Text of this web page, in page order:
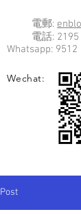
電郵:
電話:
Whatsapp: 9512
Wechat:
Post